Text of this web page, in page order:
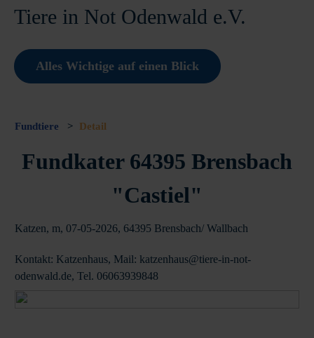
Tiere in Not Odenwald e.V.
Alles Wichtige auf einen Blick
Fundtiere > Detail
Fundkater 64395 Brensbach
"Castiel"
Katzen, m, 07-05-2026, 64395 Brensbach/ Wallbach
Kontakt: Katzenhaus, Mail: katzenhaus@tiere-in-not-
odenwald.de, Tel. 06063939848